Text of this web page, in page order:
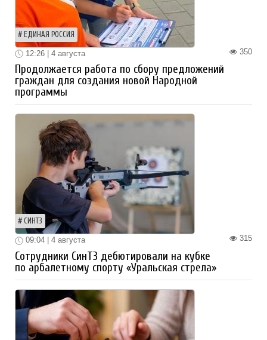
ЕДИНАЯ РОССИЯ
350
12:26 | 4 августа
Продолжается работа по сбору предложений
граждан для создания новой Народной
программы
СИНТЗ
315
09:04 | 4 августа
Сотрудники СинТЗ дебютировали на кубке
по арбалетному спорту «Уральская стрела»